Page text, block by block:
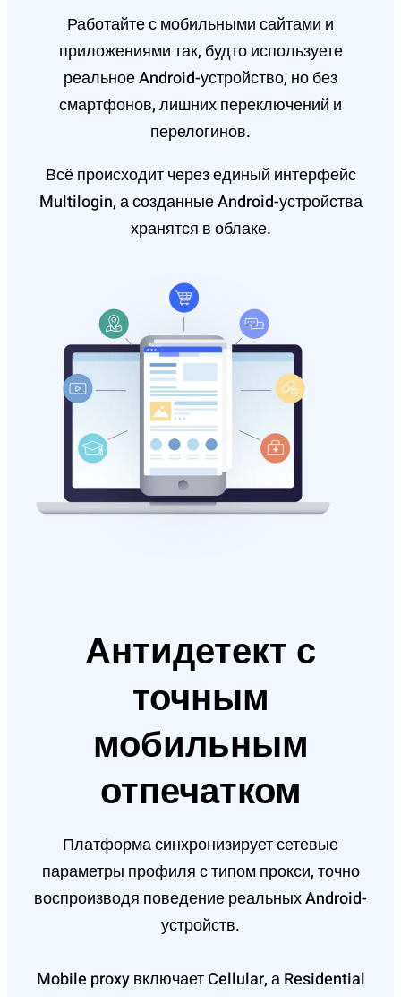
Работайте с мобильными сайтами и
приложениями так, будто используете
реальное Android-устройство, но без
смартфонов, лишних переключений и
перелогинов.
Всё происходит через единый интерфейс
Multilogin, а созданные Android-устройства
хранятся в облаке.
Антидетект с
точным
мобильным
отпечатком
Платформа синхронизирует сетевые
параметры профиля с типом прокси, точно
воспроизводя поведение реальных Android-
устройств.
Mobile proxy включает Cellular, а Residential